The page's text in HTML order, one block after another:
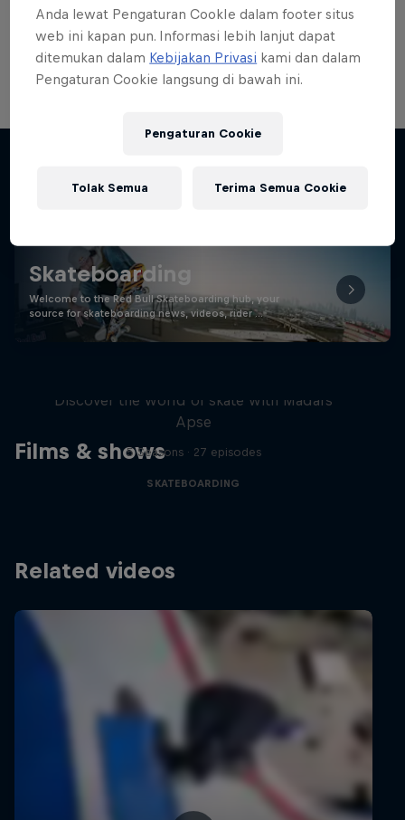
Ingin melihat lebih banyak tentang
Stay updated
Skateboarding
Welcome to the Red Bull Skateboarding hub, your
source for skateboarding news, videos, rider …
Films & shows
Discover the world of skate with Madars
Apse
5 Seasons · 27 episodes
SKATEBOARDING
Related videos
Anda lewat Pengaturan CookIe dalam footer situs
web ini kapan pun. Informasi lebih lanjut dapat
ditemukan dalam Kebijakan Privasi kami dan dalam
Pengaturan Cookie langsung di bawah ini.
Pengaturan Cookie
Tolak Semua Terima Semua Cookie